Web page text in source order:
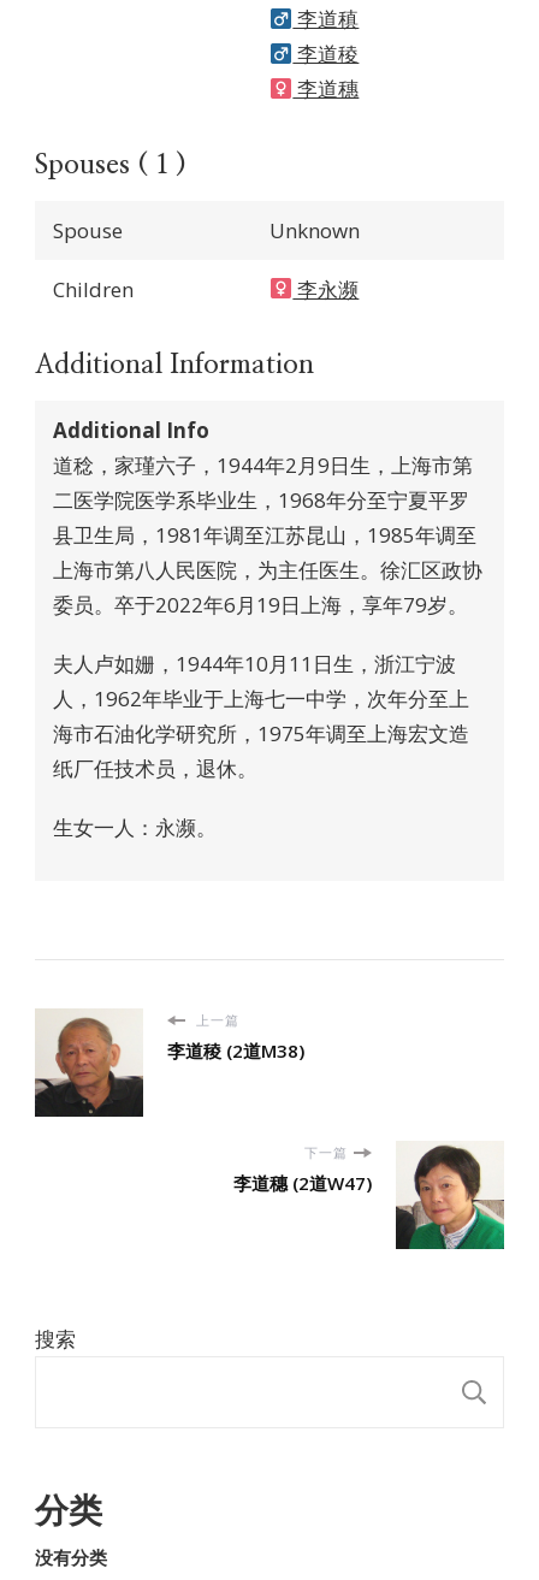
李道稹
李道稜
李道穗
Spouses ( 1 )
Spouse Unknown
Children 李永濒
Additional Information
Additional Info
道稔，家瑾六子，1944年2月9日生，上海市第
二医学院医学系毕业生，1968年分至宁夏平罗
县卫生局，1981年调至江苏昆山，1985年调至
上海市第八人民医院，为主任医生。徐汇区政协
委员。卒于2022年6月19日上海，享年79岁。
夫人卢如姗，1944年10月11日生，浙江宁波
人，1962年毕业于上海七一中学，次年分至上
海市石油化学研究所，1975年调至上海宏文造
纸厂任技术员，退休。
生女一人：永濒。
上一篇
李道稜 (2道M38)
下一篇
李道穗 (2道W47)
搜索
分类
没有分类